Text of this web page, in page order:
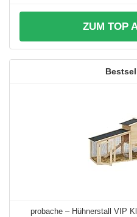
ZUM TOP
probache – Hühnerstall VIP